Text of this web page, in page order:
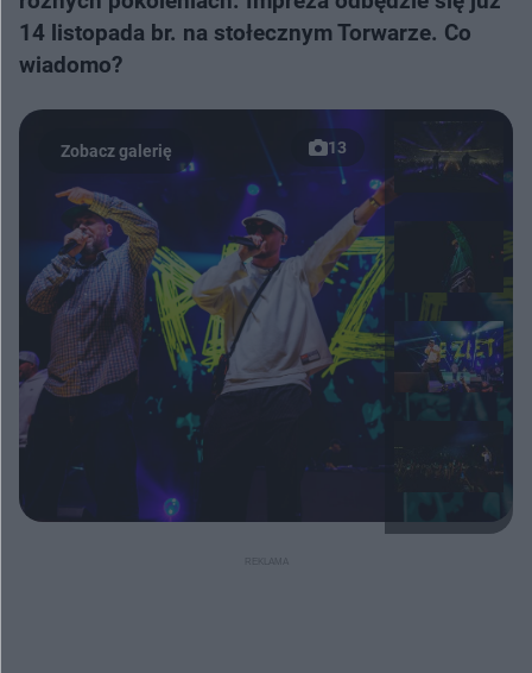
14 listopada br. na stołecznym Torwarze. Co
wiadomo?
13